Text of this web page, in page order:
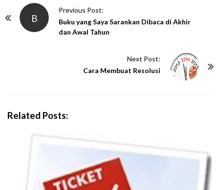
B
Previous Post:
Buku yang Saya Sarankan Dibaca di Akhir
dan Awal Tahun
Next Post:
Cara Membuat Resolusi
Related Posts: